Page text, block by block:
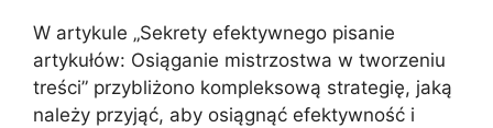
W artykule „Sekrety efektywnego pisanie
artykułów: Osiąganie mistrzostwa w tworzeniu
treści” przybliżono kompleksową strategię, jaką
należy przyjąć, aby osiągnąć efektywność i